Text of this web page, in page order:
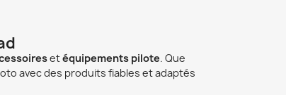
etéquipements pilote. Que
avec des produits fiables et adaptés